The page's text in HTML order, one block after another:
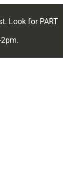
Look for PART